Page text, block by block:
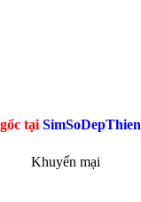
Khuyến mại